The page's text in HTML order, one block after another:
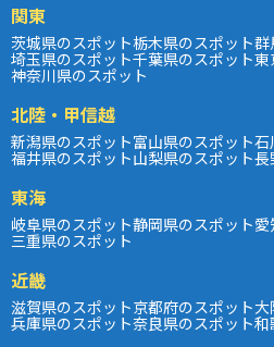
関東
茨城県のスポット栃木県のスポット群
埼玉県のスポット千葉県のスポット東
神奈川県のスポット
北陸・甲信越
新潟県のスポット富山県のスポット石
福井県のスポット山梨県のスポット長
東海
岐阜県のスポット静岡県のスポット愛
三重県のスポット
近畿
滋賀県のスポット京都府のスポット大
兵庫県のスポット奈良県のスポット和